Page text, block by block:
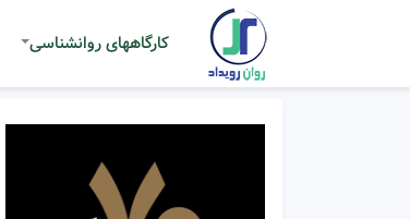
کارگاههای روانشناسی